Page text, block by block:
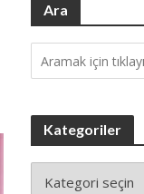
Ara
Kategoriler